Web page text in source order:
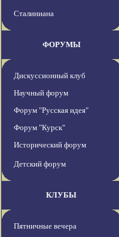
Сталиниана
ФОРУМЫ
Дискуссионный клуб
Научный форум
Форум "Русская идея"
Форум "Курск"
Исторический форум
Детский форум
КЛУБЫ
Пятничные вечера